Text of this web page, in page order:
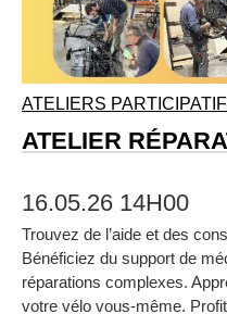
ATELIERS
ATELIER
16.05.26 14H00
Trouvez de l’aide et des
Bénéficiez du support de
réparations complexes.
votre vélo vous‑même.